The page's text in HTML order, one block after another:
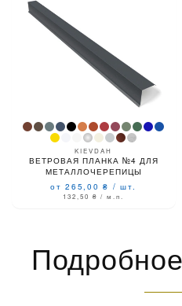
KIEVDAH
ВЕТРОВАЯ ПЛАНКА №4 ДЛЯ
МЕТАЛЛОЧЕРЕПИЦЫ
от 265,00₴ / шт.
132,50₴ / м.п.